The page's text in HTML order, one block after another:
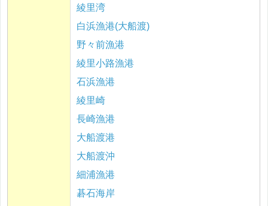
綾里湾
白浜漁港(大船渡)
野々前漁港
綾里小路漁港
石浜漁港
綾里崎
長崎漁港
大船渡港
大船渡沖
細浦漁港
碁石海岸